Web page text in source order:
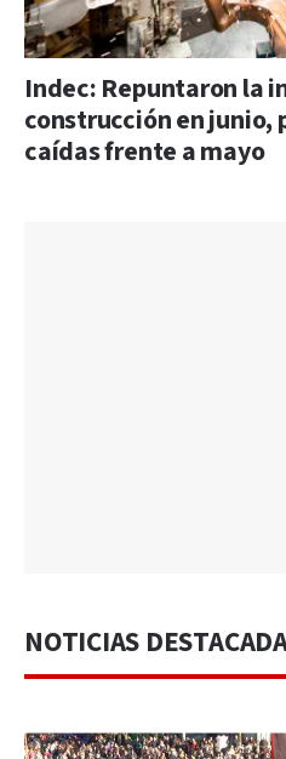
Indec: Repuntaron la
construcción en junio,
caídas frente a mayo
NOTICIAS